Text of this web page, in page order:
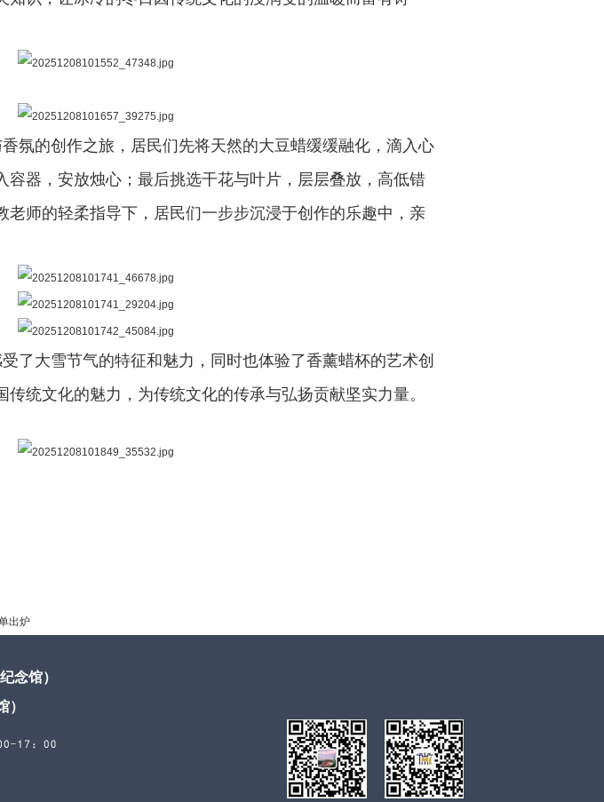
氛的创作之旅，居民们先将天然的大豆蜡缓缓融化，滴入心
容器，安放烛心；最后挑选干花与叶片，层层叠放，高低错
老师的轻柔指导下，居民们一步步沉浸于创作的乐趣中，亲
了大雪节气的特征和魅力，同时也体验了香薰蜡杯的艺术创
统文化的魅力，为传统文化的传承与弘扬贡献坚实力量。
出炉
念馆）